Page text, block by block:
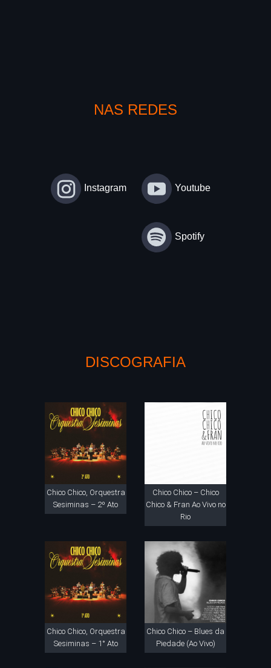
NAS REDES
Instagram Youtube
Spotify
DISCOGRAFIA
Chico Chico, Orquestra
Sesiminas – 2º Ato
Chico Chico – Chico
Chico & Fran Ao Vivo no
Rio
Chico Chico, Orquestra
Sesiminas – 1° Ato
Chico Chico – Blues da
Piedade (Ao Vivo)